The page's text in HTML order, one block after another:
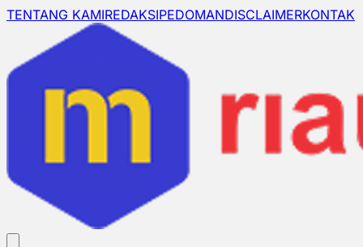
TENTANG KAMIREDAKSIPEDOMANDISCLAIMERKONTAK